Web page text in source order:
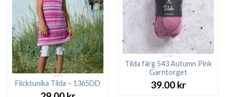
Flicktunika Tilda – 1365DD
Tilda färg 543 Autumn Pink
Garntorget
39.00 kr